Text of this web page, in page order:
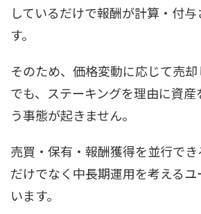
しているだけで報酬が計算・付
す。
そのため、価格変動に応じて売
でも、ステーキングを理由に資
う事態が起きません。
売買・保有・報酬獲得を並行で
だけでなく中長期運用を考える
います。